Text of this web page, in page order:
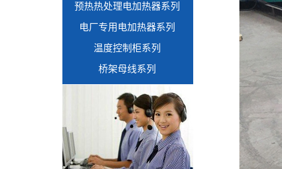
预热热处理电加热器系列
电厂专用电加热器系列
温度控制柜系列
桥架母线系列